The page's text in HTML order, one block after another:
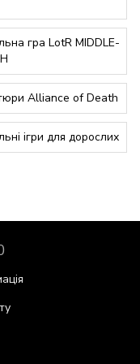
гра LotR MIDDLE-
Alliance of Death
ігри для дорослих